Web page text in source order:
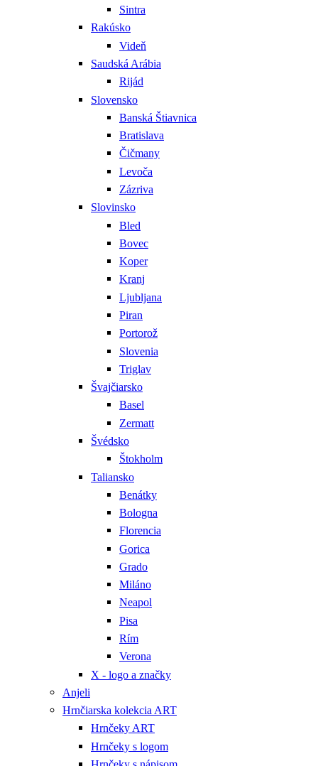
Sintra
Rakúsko
Videň
Saudská Arábia
Rijád
Slovensko
Banská Štiavnica
Bratislava
Čičmany
Levoča
Zázriva
Slovinsko
Bled
Bovec
Koper
Kranj
Ljubljana
Piran
Portorož
Slovenia
Triglav
Švajčiarsko
Basel
Zermatt
Švédsko
Štokholm
Taliansko
Benátky
Bologna
Florencia
Gorica
Grado
Miláno
Neapol
Pisa
Rím
Verona
X - logo a značky
Anjeli
Hrnčiarska kolekcia ART
Hrnčeky ART
Hrnčeky s logom